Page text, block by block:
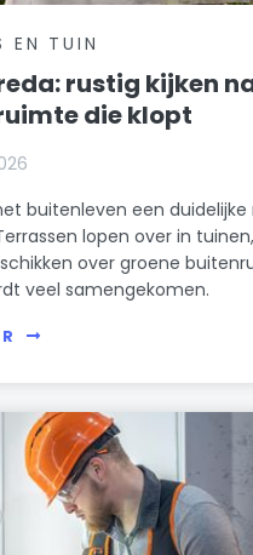
EN TUIN
rustig kijken
die klopt
buitenleven een duidelijke
lopen over in tuinen,
over groene
veel samengekomen.